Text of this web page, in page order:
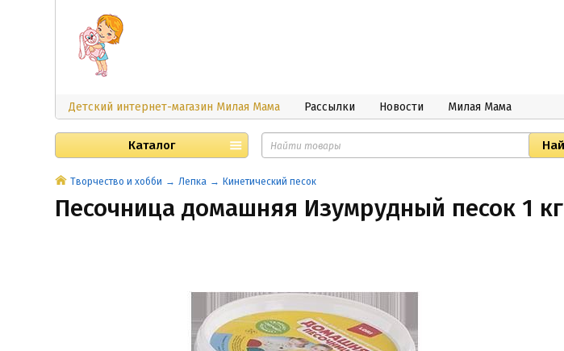
Детский интернет-магазин Милая Мама Рассылки Новости Милая Мама
Каталог
Творчество и хобби Лепка Кинетический песок
Песочница домашняя Изумрудный песок 1 кг